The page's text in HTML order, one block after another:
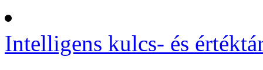
Intelligens kulcs- és